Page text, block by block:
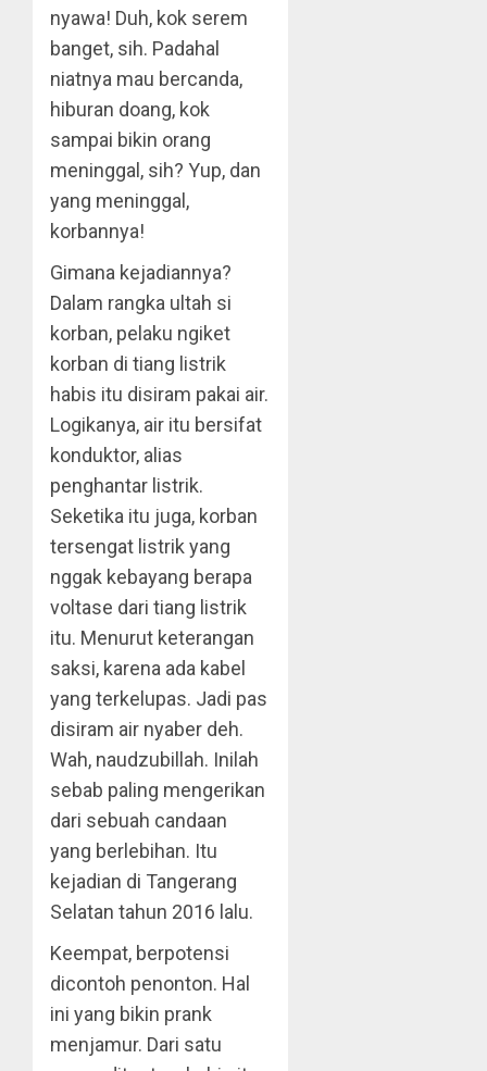
nyawa! Duh, kok serem
banget, sih. Padahal
niatnya mau bercanda,
hiburan doang, kok
sampai bikin orang
meninggal, sih? Yup, dan
yang meninggal,
korbannya!
Gimana kejadiannya?
Dalam rangka ultah si
korban, pelaku ngiket
korban di tiang listrik
habis itu disiram pakai air.
Logikanya, air itu bersifat
konduktor, alias
penghantar listrik.
Seketika itu juga, korban
tersengat listrik yang
nggak kebayang berapa
voltase dari tiang listrik
itu. Menurut keterangan
saksi, karena ada kabel
yang terkelupas. Jadi pas
disiram air nyaber deh.
Wah, naudzubillah. Inilah
sebab paling mengerikan
dari sebuah candaan
yang berlebihan. Itu
kejadian di Tangerang
Selatan tahun 2016 lalu.
Keempat, berpotensi
dicontoh penonton. Hal
ini yang bikin prank
menjamur. Dari satu